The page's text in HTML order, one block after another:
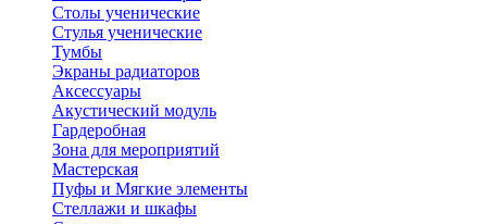
Столы ученические
Стулья ученические
Тумбы
Экраны радиаторов
Аксессуары
Акустический модуль
Гардеробная
Зона для мероприятий
Мастерская
Пуфы и Мягкие элементы
Стеллажи и шкафы